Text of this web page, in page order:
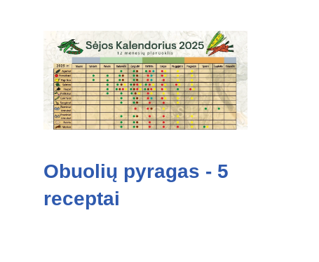
Obuolių pyragas - 5
receptai